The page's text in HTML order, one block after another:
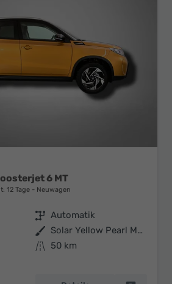
6 MT
12 Tage Neuwagen
Getriebe Automatik
Außenfarbe
Solar Yellow Pearl Metallic / Cosmic Black Pearl Metallic
Kilometerstand
50 km